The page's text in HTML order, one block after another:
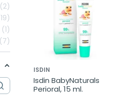
2
19
1
7
ISDIN
Isdin BabyNaturals
Perioral, 15 ml.